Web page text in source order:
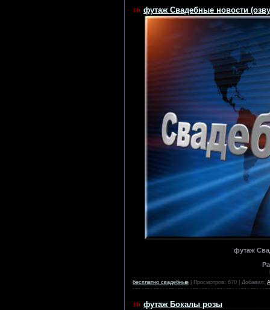
футаж Свадебные новости
футаж
бесплатно свадебные | Просмотров: 670 | Добавил:
футаж Бокалы розы